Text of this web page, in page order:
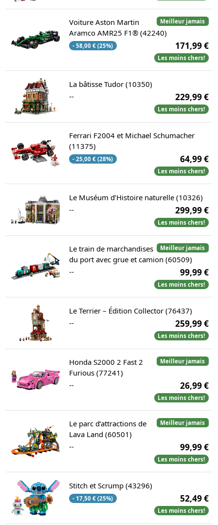
Meilleur jamais
Voiture Aston Martin
Aramco AMR25 F1® (42240)
- 58,00 € (25%) 171,99 €
Les moins chers!
La bâtisse Tudor (10350)
--
229,99 €
Les moins chers!
Ferrari F2004 et Michael Schumacher
(11375)
- 25,00 € (28%) 64,99 €
Les moins chers!
Le Muséum d’Histoire naturelle (10326)
--
299,99 €
Les moins chers!
Meilleur jamais
Le train de marchandises
du port avec grue et camion (60509)
--
99,99 €
Les moins chers!
Le Terrier – Édition Collector (76437)
--
259,99 €
Les moins chers!
Meilleur jamais
Honda S2000 2 Fast 2
Furious (77241)
--
26,99 €
Les moins chers!
Meilleur jamais
Le parc d’attractions de
Lava Land (60501)
--
99,99 €
Les moins chers!
Stitch et Scrump (43296)
- 17,50 € (25%) 52,49 €
Les moins chers!